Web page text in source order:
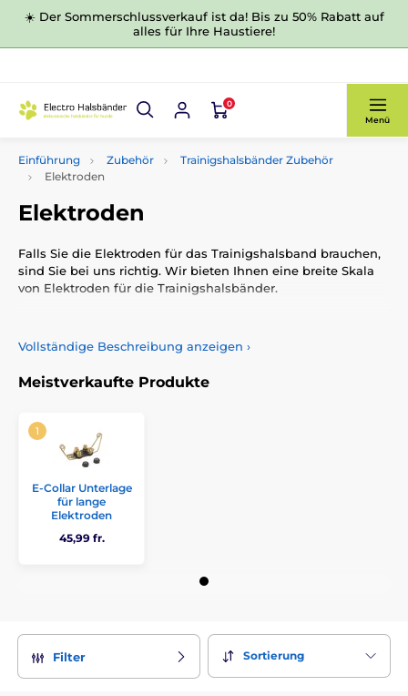
☀️ Der Sommerschlussverkauf ist da! Bis zu 50% Rabatt auf
alles für Ihre Haustiere!
0
Menü
Einführung Zubehör
Trainigshalsbänder Zubehör
Elektroden
Elektroden
Falls Sie die Elektroden für das Trainigshalsband brauchen,
sind Sie bei uns richtig. Wir bieten Ihnen eine breite Skala
von Elektroden für die Trainigshalsbänder.
Vollständige Beschreibung anzeigen ›
Meistverkaufte Produkte
E-Collar Unterlage
für lange
Elektroden
45,99 fr.
Filter Sortierung